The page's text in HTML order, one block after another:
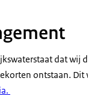
dat wij
ontstaan.